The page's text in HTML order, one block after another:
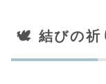
🕊️ 結びの祈